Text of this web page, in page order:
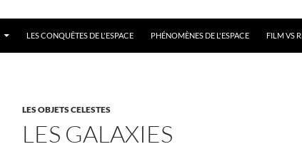
LES CONQUÊTES DE L'ESPACE PHÉNOMÈNES DE L'ESPACE FILM VS
LES OBJETS CELESTES
LES GALAXIES